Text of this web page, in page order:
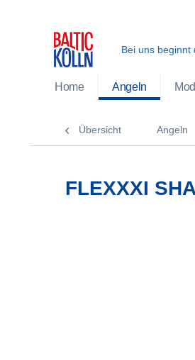
Bei uns beginnt
Home Angeln
Übersicht Angeln
FLEXXXI